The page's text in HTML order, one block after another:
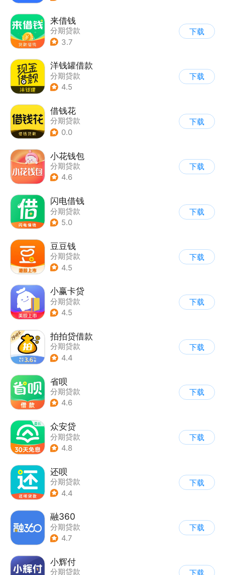
来借钱
分期贷款
3.7
下载
洋钱罐借款
分期贷款
4.5
下载
借钱花
分期贷款
0.0
下载
小花钱包
分期贷款
4.6
下载
闪电借钱
分期贷款
5.0
下载
豆豆钱
分期贷款
4.5
下载
小赢卡贷
分期贷款
4.5
下载
拍拍贷借款
分期贷款
4.4
下载
省呗
分期贷款
4.6
下载
众安贷
分期贷款
4.8
下载
还呗
分期贷款
4.4
下载
融360
分期贷款
4.7
下载
小辉付
分期贷款
下载